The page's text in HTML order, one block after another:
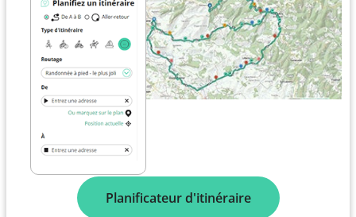
Planificateur d'itinéraire